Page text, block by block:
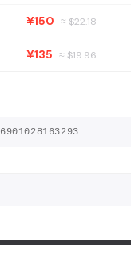
¥150 ≈ $22.18
¥135 ≈ $19.96
6901028163293